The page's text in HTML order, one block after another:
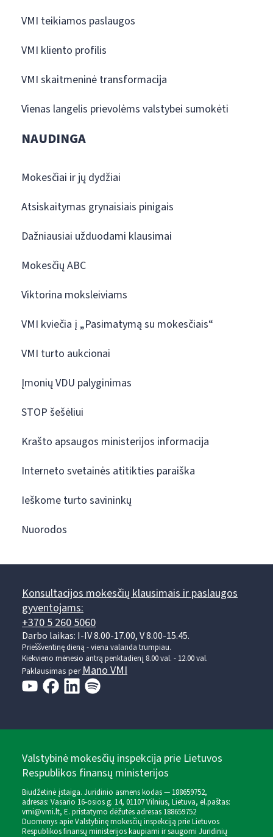
VMI teikiamos paslaugos
VMI kliento profilis
VMI skaitmeninė transformacija
Vienas langelis prievolėms valstybei sumokėti
NAUDINGA
Mokesčiai ir jų dydžiai
Atsiskaitymas grynaisiais pinigais
Dažniausiai užduodami klausimai
Mokesčių ABC
Viktorina moksleiviams
VMI kviečia į „Pasimatymą su mokesčiais“
VMI turto aukcionai
Įmonių VDU palyginimas
STOP šešėliui
Krašto apsaugos ministerijos informacija
Interneto svetainės atitikties paraiška
Ieškome turto savininkų
Nuorodos
Konsultacijos mokesčių klausimais ir paslaugos
gyventojams:
+370 5 260 5060
Darbo laikas: I-IV 8.00-17.00, V 8.00-15.45.
Prieššventinę dieną - viena valanda trumpiau.
Kiekvieno mėnesio antrą penktadienį 8.00 val. - 12.00 val.
Paklausimas perMano VMI
Valstybinė mokesčių inspekcija prie Lietuvos
Respublikos finansų ministerijos
Biudžetinė įstaiga. Juridinio asmens kodas — 188659752,
adresas: Vasario 16-osios g. 14, 01107 Vilnius, Lietuva, el.paštas:
vmi@vmi.lt, E. pristatymo dėžutės adresas 188659752
Duomenys apie Valstybinę mokesčių inspekciją prie Lietuvos
Respublikos finansų ministerijos kaupiami ir saugomi Juridinių